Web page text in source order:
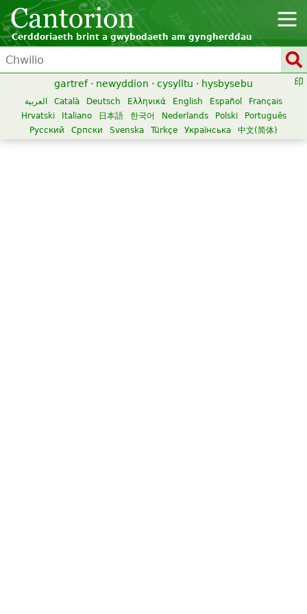
Cerddoriaeth brint a gwybodaeth am gyngherddau
gartref · newyddion · cysylltu · hysbysebu
العربية Català Deutsch Ελληνικά English Español
Français
Hrvatski
Italiano 日本語 한국어 Nederlands Polski
Português
Русский
Српски Svenska Türkçe Українська 中文(简体)